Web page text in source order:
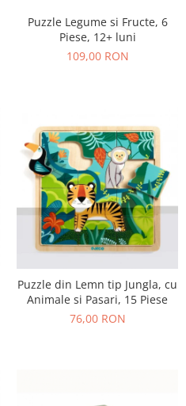
Puzzle Legume si Fructe, 6
Piese, 12+ luni
109,00 RON
Puzzle din Lemn tip Jungla, cu
Animale si Pasari, 15 Piese
76,00 RON